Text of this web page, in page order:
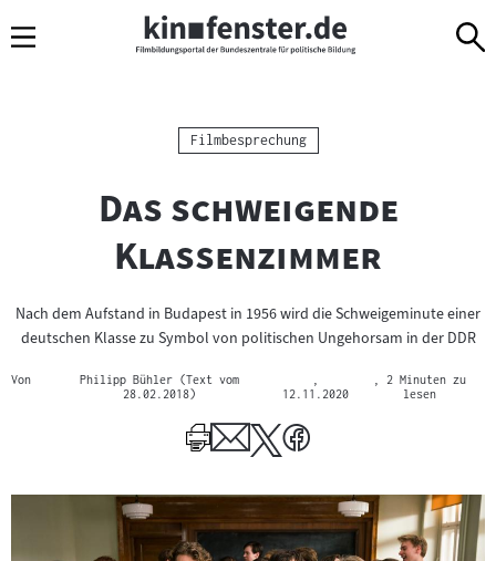
Navigation
zum
zur
Kategorie:
Filmbesprechung
"
Das schweigende
Klassenzimmer
Nach dem Aufstand in Budapest in 1956 wird die Schweigeminute einer
deutschen Klasse zu Symbol von politischen Ungehorsam in der DDR
Von
Philipp Bühler (Text vom
28.02.2018)
12.11.2020
, 2 Minuten zu
lesen